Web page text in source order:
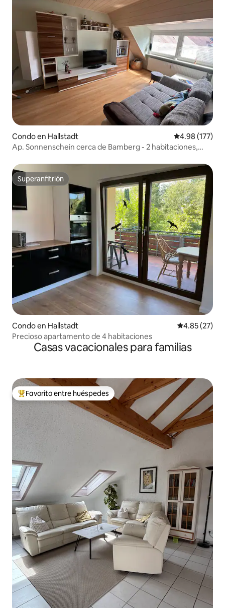
Condo en Hallstadt Calificación
4.98 (177)
Ap. Sonnenschein cerca de Bamberg - 2 habitaciones,
Superanfitrión
Superanfitrión
Condo en Hallstadt Calificación
4.85 (27)
Precioso apartamento de 4 habitaciones
Casas vacacionales para familias
Favorito entre huéspedes preferido
Favorito entre huéspedes